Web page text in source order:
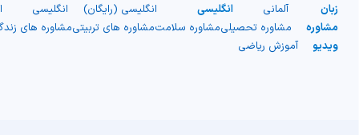
زبان
آلمانی
انگلیسی
انگلیسی (رایگان)
انگلیسی
مشاوره
مشاوره تحصیلیمشاوره سلامتمشاوره های تربیتیمشاوره های
ویدیو
آموزش ریاضی